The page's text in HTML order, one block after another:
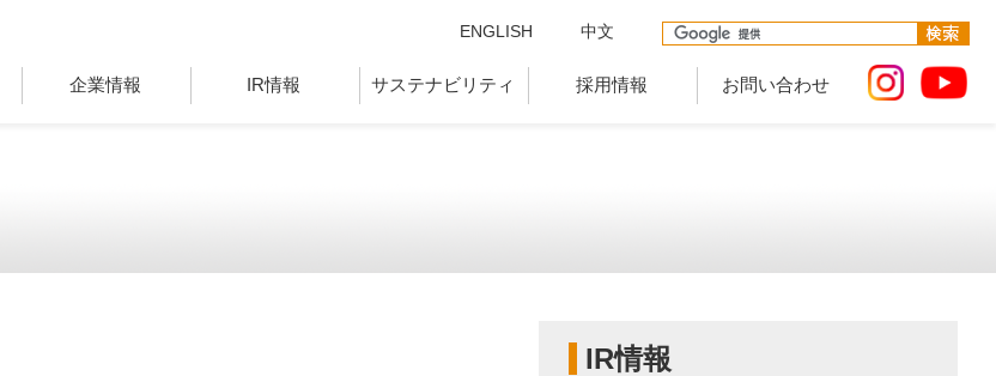
ENGLISH 中文
企業情報 IR情報 サステナビリティ 採用情報 お問い合わせ
IR情報